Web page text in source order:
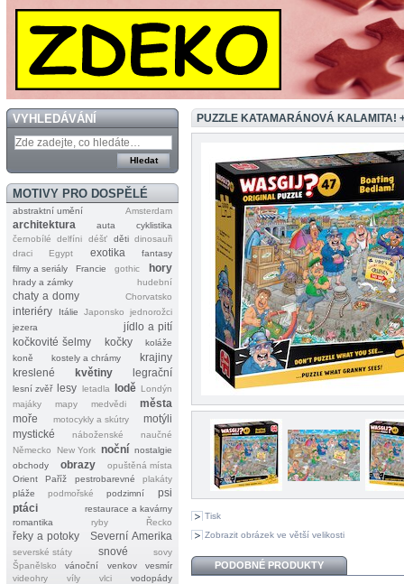
VYHLEDÁVÁNÍ
MOTIVY PRO DOSPĚLÉ
abstraktní umění Amsterdam
architektura auta
cyklistika
černobílé
delfíni déšť děti dinosauři
draci
Egypt exotika
fantasy
filmy a seriály
Francie gothic hory
hrady a zámky hudební
chaty a domy Chorvatsko
interiéry Itálie Japonsko
jednorožci
jezera
jídlo a pití
kočkovité šelmy
kočky
koláže
koně
kostely a chrámy
krajiny
kreslené
květiny legrační
lesní zvěř lesy letadla lodě Londýn
majáky
mapy medvědi
města
moře
motocykly a skútry
motýli
mystické
náboženské
naučné
Německo
New York noční nostalgie
obchody
obrazy
opuštěná místa
Orient
Paříž pestrobarevné
plakáty
pláže
podmořské podzimní
psi
ptáci
restaurace a kavárny
romantika
ryby Řecko
řeky a potoky Severní Amerika
severské státy snové
sovy
Španělsko
vánoční venkov
vesmír
videohry
víly vlci vodopády
PUZZLE KATAMARÁNOVÁ KALAMITA!
Tisk
Zobrazit obrázek ve větší velikosti
PODOBNÉ PRODUKTY